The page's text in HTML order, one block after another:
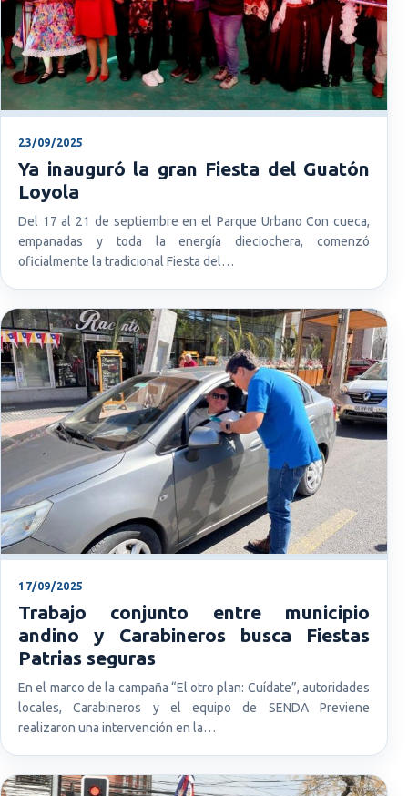
23/09/2025
Ya inauguró la gran Fiesta del Guatón
Loyola
Del 17 al 21 de septiembre en el Parque Urbano Con cueca,
empanadas y toda la energía dieciochera, comenzó
oficialmente la tradicional Fiesta del…
17/09/2025
Trabajo conjunto entre municipio
andino y Carabineros busca Fiestas
Patrias seguras
En el marco de la campaña “El otro plan: Cuídate”, autoridades
locales, Carabineros y el equipo de SENDA Previene
realizaron una intervención en la…